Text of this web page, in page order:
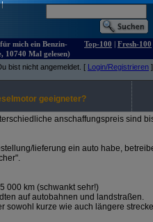
|
mich ein Benzin-
10740 Mal gelesen)
Top-100 | Fresh-100
bist nicht angemeldet. [ Login/Registrieren ]
geeigneter?
anschaffungspreis sind
lieferung ein auto habe,
000 km (schwankt sehr!)
auf autobahnen und landstraßen.
sowohl kurze wie auch längere